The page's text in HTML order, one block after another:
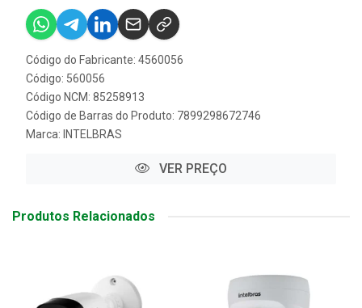
Código do Fabricante: 4560056
Código: 560056
Código NCM: 85258913
Código de Barras do Produto: 7899298672746
Marca: INTELBRAS
VER PREÇO
Produtos Relacionados